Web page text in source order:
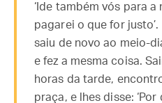
‘Ide também vós para a
pagarei o que for
saiu de novo ao meio-
e fez a mesma coisa.
horas da tarde,
praça, e lhes disse: